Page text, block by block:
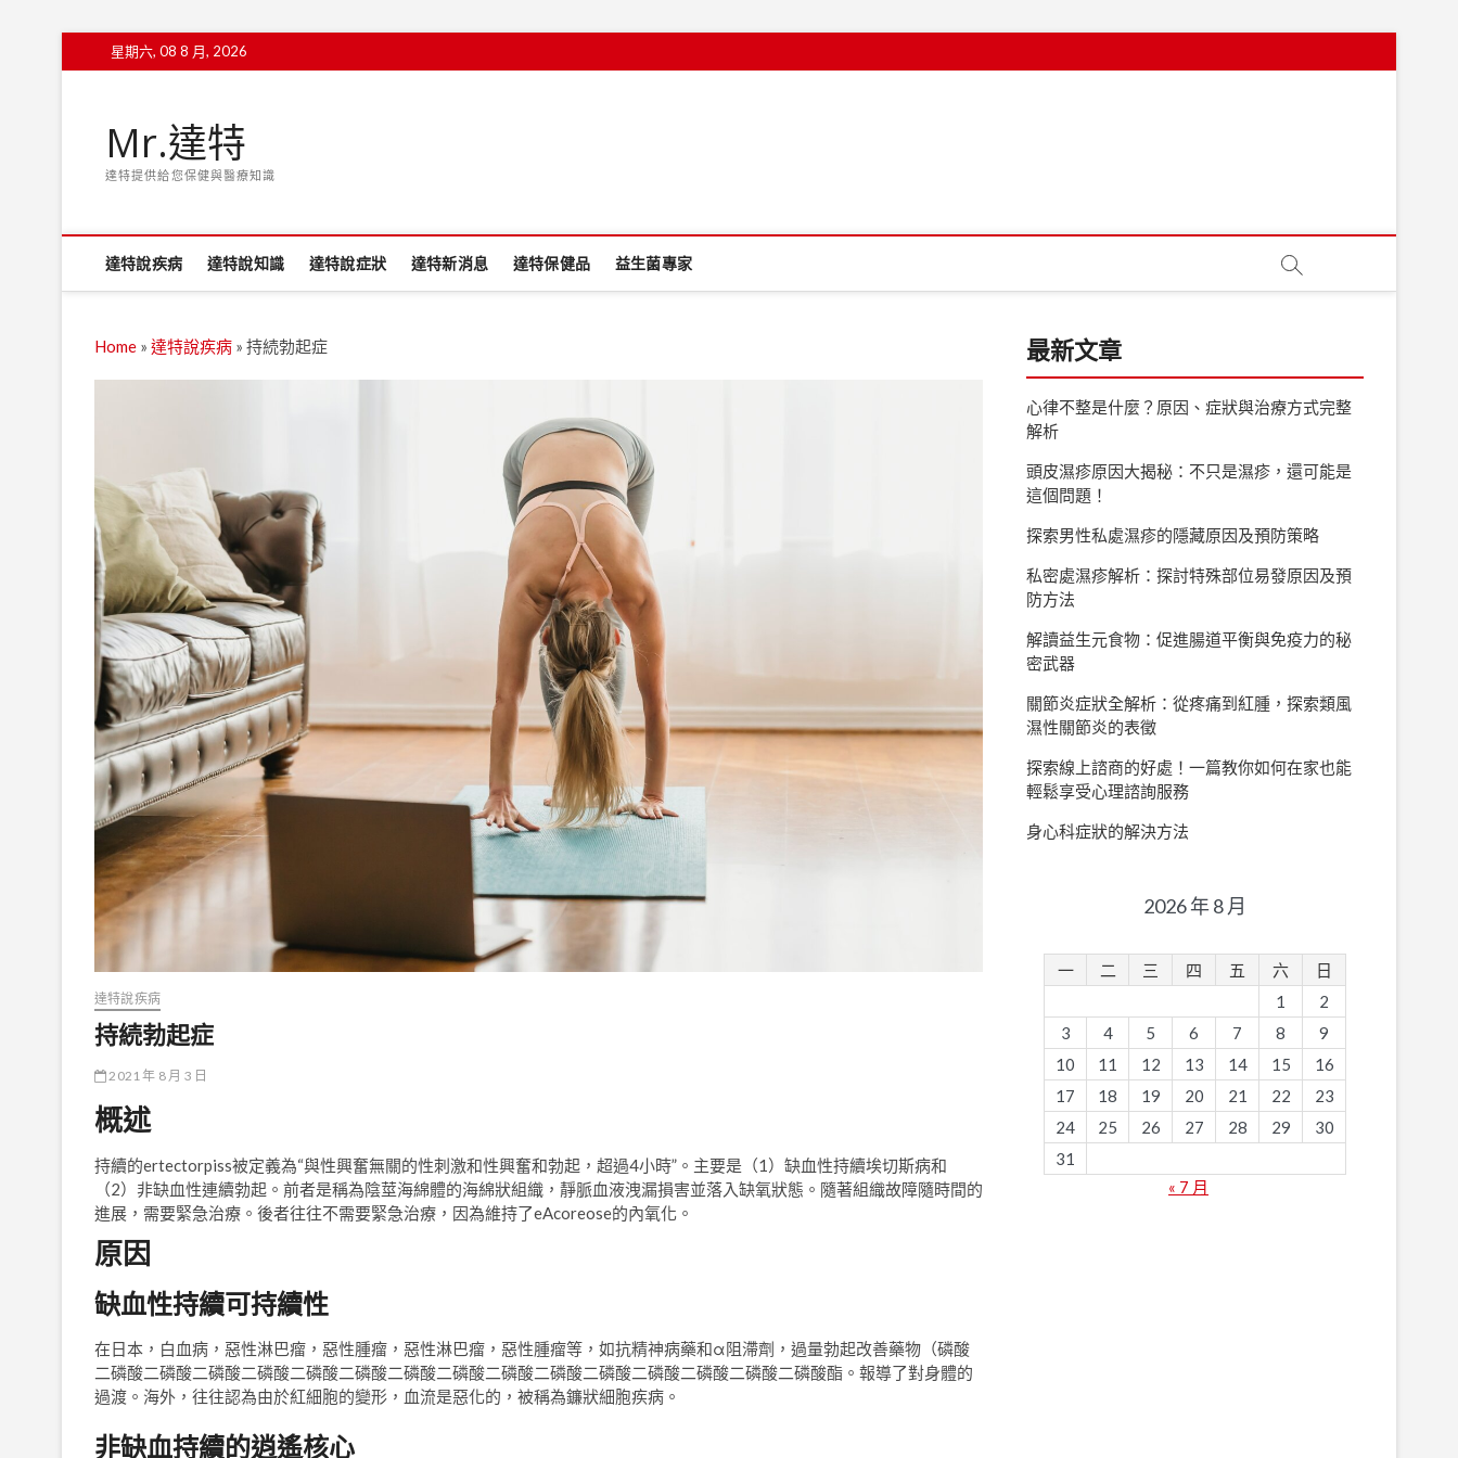
to
星期六, 08 8 月, 2026
Mr.達特
達特提供給您保健與醫療知識
達特說疾病 達特說知識 達特說症狀 達特新消息 達特保健品 益生菌專家
Home » 達特說疾病 » 持続勃起症
達特說疾病
持続勃起症
2021 年 8 月 3 日
概述
持續的ertectorpiss被定義為“與性興奮無關的性刺激和性興奮和勃起，超過4小時”。主要是（1）缺血性持續埃切斯病和
（2）非缺血性連續勃起。前者是稱為陰莖海綿體的海綿狀組織，靜脈血液洩漏損害並落入缺氧狀態。隨著組織故障隨時間的
進展，需要緊急治療。後者往往不需要緊急治療，因為維持了eAcoreose的內氧化。
原因
缺血性持續可持續性
在日本，白血病，惡性淋巴瘤，惡性腫瘤，惡性淋巴瘤，惡性腫瘤等，如抗精神病藥和α阻滯劑，過量勃起改善藥物（磷酸
二磷酸二磷酸二磷酸二磷酸二磷酸二磷酸二磷酸二磷酸二磷酸二磷酸二磷酸二磷酸二磷酸二磷酸二磷酸酯。報導了對身體的
過渡。海外，往往認為由於紅細胞的變形，血流是惡化的，被稱為鐮狀細胞疾病。
非缺血持續的逍遙核心
最新文章
心律不整是什麼？原因、症狀與治療方式完整
解析
頭皮濕疹原因大揭秘：不只是濕疹，還可能是
這個問題！
探索男性私處濕疹的隱藏原因及預防策略
私密處濕疹解析：探討特殊部位易發原因及預
防方法
解讀益生元食物：促進腸道平衡與免疫力的秘
密武器
關節炎症狀全解析：從疼痛到紅腫，探索類風
濕性關節炎的表徵
探索線上諮商的好處！一篇教你如何在家也能
輕鬆享受心理諮詢服務
身心科症狀的解決方法
2026 年 8 月
一 二 三 四 五 六
日
1
2
3
4 5 6 7 8
9
10
11 12 13 14 15
16
17
18 19 20 21 22
23
24
25 26 27 28 29
30
31
« 7 月